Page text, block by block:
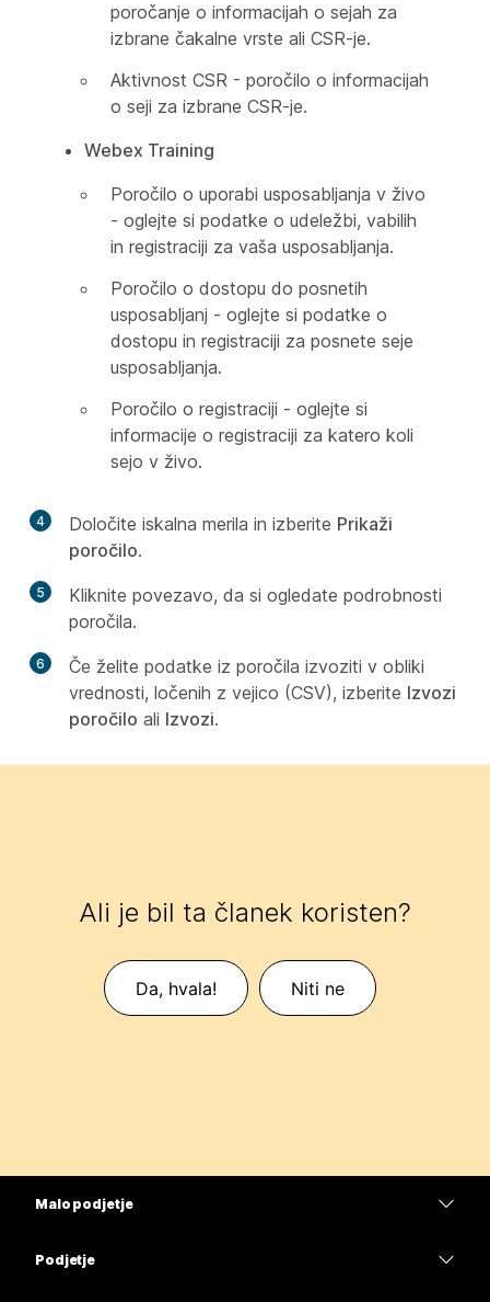
poročanje o informacijah o sejah za
izbrane čakalne vrste ali CSR-je.
Aktivnost CSR - poročilo o informacijah
o seji za izbrane CSR-je.
Webex Training
Poročilo o uporabi usposabljanja v živo
- oglejte si podatke o udeležbi, vabilih
in registraciji za vaša usposabljanja.
Poročilo o dostopu do posnetih
usposabljanj - oglejte si podatke o
dostopu in registraciji za posnete seje
usposabljanja.
Poročilo o registraciji - oglejte si
informacije o registraciji za katero koli
sejo v živo.
4 Določite iskalna merila in izberite Prikaži
poročilo.
5
Kliknite povezavo, da si ogledate podrobnosti
poročila.
6
Če želite podatke iz poročila izvoziti v obliki
vrednosti, ločenih z vejico (CSV), izberite Izvozi
poročilo ali Izvozi.
Ali je bil ta članek koristen?
Da, hvala! Niti ne
Malo podjetje
Podjetje